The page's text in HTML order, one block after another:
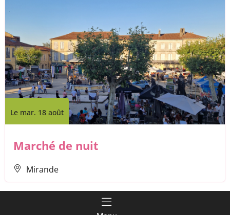
Le mar. 18 août
Marché de nuit
Mirande